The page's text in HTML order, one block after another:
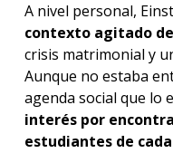
A nivel personal,
contexto agitado
crisis matrimonial y
Aunque no estaba
agenda social que lo
interés por
estudiantes de